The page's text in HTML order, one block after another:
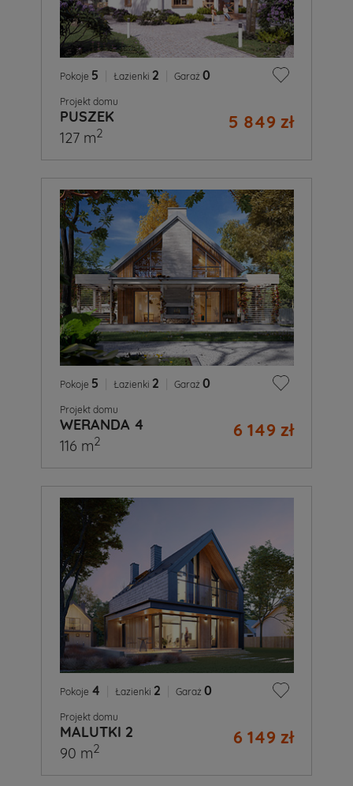
Pokoje 5 Łazienki 2 Garaż 0
Projekt domu
PUSZEK 5 849 zł
127 m2
Pokoje 5 Łazienki 2 Garaż 0
Projekt domu
WERANDA 4 6 149 zł
116 m2
Pokoje 4 Łazienki 2 Garaż 0
Projekt domu
MALUTKI 2 6 149 zł
90 m2